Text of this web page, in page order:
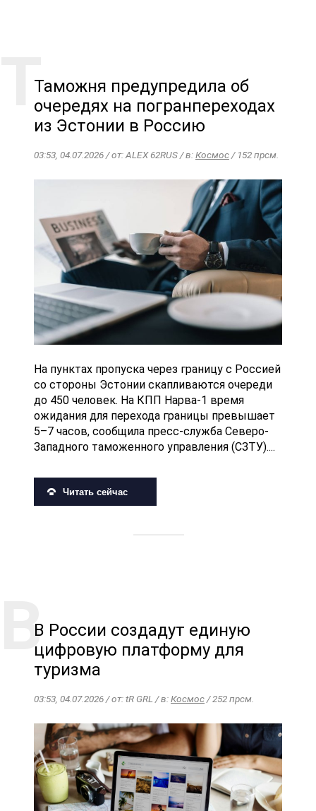
Таможня предупредила об
очередях на погранпереходах
из Эстонии в Россию
03:53, 04.07.2026 / от: ALEX 62RUS / в:Космос/ 152 прсм.
На пунктах пропуска через границу с Россией
со стороны Эстонии скапливаются очереди
до 450 человек. На КПП Нарва-1 время
ожидания для перехода границы превышает
5–7 часов, сообщила пресс-служба Северо-
Западного таможенного управления (СЗТУ)....
Читать сейчас
В России создадут единую
цифровую платформу для
туризма
03:53, 04.07.2026 / от: tR GRL / в:Космос/ 252 прсм.